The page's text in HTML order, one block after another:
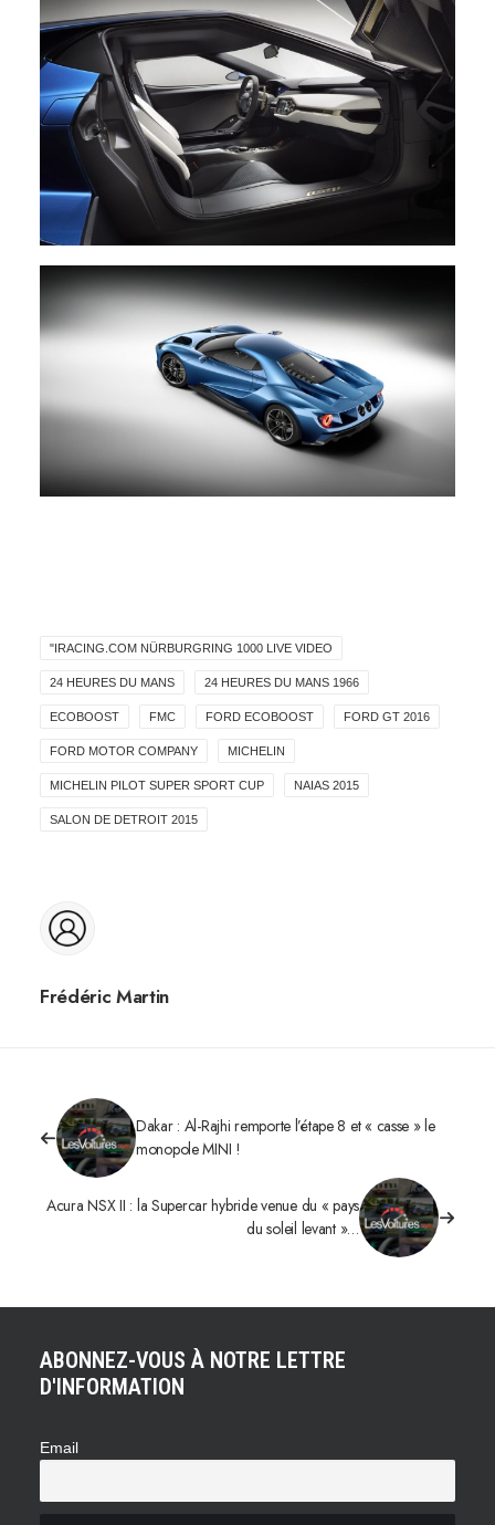
"IRACING.COM NÜRBURGRING 1000 LIVE VIDEO
24 HEURES DU MANS 24 HEURES DU MANS 1966
ECOBOOST FMC FORD ECOBOOST FORD GT 2016
FORD MOTOR COMPANY MICHELIN
MICHELIN PILOT SUPER SPORT CUP NAIAS 2015
SALON DE DETROIT 2015
Frédéric Martin
Dakar : Al-Rajhi remporte l’étape 8 et « casse » le
monopole MINI !
Acura NSX II : la Supercar hybride venue du « pays
du soleil levant »…
ABONNEZ-VOUS À NOTRE LETTRE
D'INFORMATION
Email